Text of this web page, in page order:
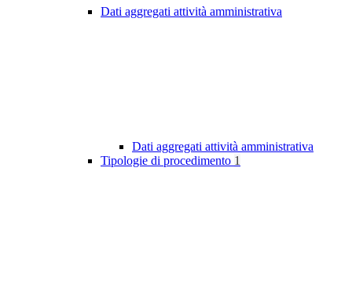
Dati aggregati attività amministrativa
Dati aggregati attività amministrativa
Tipologie di procedimento 1